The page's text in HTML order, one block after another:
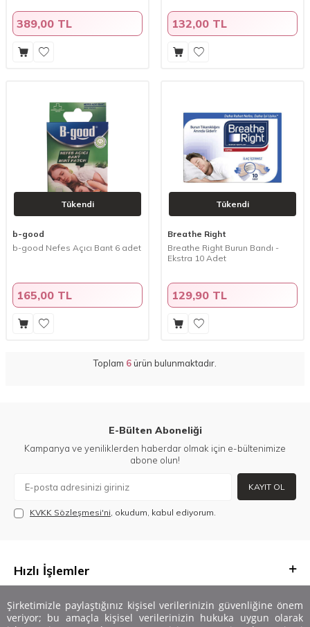
Şirketimizle paylaştığınız kişisel verilerinizin güvenliğine önem
veriyor; bu amaçla kişisel verilerinizin hukuka uygun olarak
389,00 TL 132,00 TL
Tükendi
b-good
b-good Nefes Açıcı Bant 6 adet
165,00 TL
Tükendi
Breathe Right
Breathe Right Burun Bandı -
Ekstra 10 Adet
129,90 TL
Toplam 6ürün bulunmaktadır.
E-Bülten Aboneliği
Kampanya ve yeniliklerden haberdar olmak için e-bültenimize
abone olun!
KAYIT OL
KVKK Sözleşmesi'ni, okudum, kabul ediyorum.
Hızlı İşlemler
Önemli Bilgiler